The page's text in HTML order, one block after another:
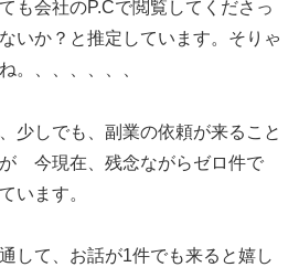
も会社のP.Cで閲覧してくださっ
いか？と推定しています。そりゃ
。、、、、、、
少しでも、副業の依頼が来ること
今現在、残念ながらゼロ件で
います。
して、お話が1件でも来ると嬉し